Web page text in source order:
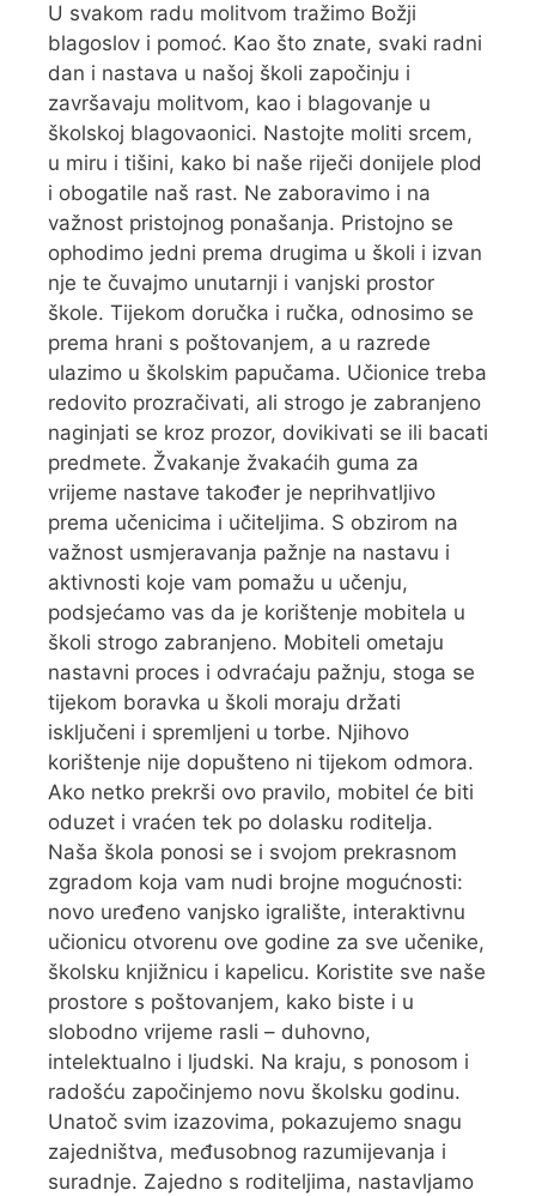
U svakom radu molitvom tražimo Božji
blagoslov i pomoć. Kao što znate, svaki radni
dan i nastava u našoj školi započinju i
završavaju molitvom, kao i blagovanje u
školskoj blagovaonici. Nastojte moliti srcem,
u miru i tišini, kako bi naše riječi donijele plod
i obogatile naš rast. Ne zaboravimo i na
važnost pristojnog ponašanja. Pristojno se
ophodimo jedni prema drugima u školi i izvan
nje te čuvajmo unutarnji i vanjski prostor
škole. Tijekom doručka i ručka, odnosimo se
prema hrani s poštovanjem, a u razrede
ulazimo u školskim papučama. Učionice treba
redovito prozračivati, ali strogo je zabranjeno
naginjati se kroz prozor, dovikivati se ili bacati
predmete. Žvakanje žvakaćih guma za
vrijeme nastave također je neprihvatljivo
prema učenicima i učiteljima. S obzirom na
važnost usmjeravanja pažnje na nastavu i
aktivnosti koje vam pomažu u učenju,
podsjećamo vas da je korištenje mobitela u
školi strogo zabranjeno. Mobiteli ometaju
nastavni proces i odvraćaju pažnju, stoga se
tijekom boravka u školi moraju držati
isključeni i spremljeni u torbe. Njihovo
korištenje nije dopušteno ni tijekom odmora.
Ako netko prekrši ovo pravilo, mobitel će biti
oduzet i vraćen tek po dolasku roditelja.
Naša škola ponosi se i svojom prekrasnom
zgradom koja vam nudi brojne mogućnosti:
novo uređeno vanjsko igralište, interaktivnu
učionicu otvorenu ove godine za sve učenike,
školsku knjižnicu i kapelicu. Koristite sve naše
prostore s poštovanjem, kako biste i u
slobodno vrijeme rasli – duhovno,
intelektualno i ljudski. Na kraju, s ponosom i
radošću započinjemo novu školsku godinu.
Unatoč svim izazovima, pokazujemo snagu
zajedništva, međusobnog razumijevanja i
suradnje. Zajedno s roditeljima, nastavljamo